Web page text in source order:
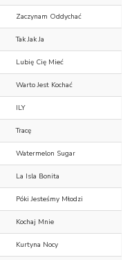
Zaczynam Oddychać
Tak Jak Ja
Lubię Cię Mieć
Warto Jest Kochać
ILY
Tracę
Watermelon Sugar
La Isla Bonita
Póki Jesteśmy Młodzi
Kochaj Mnie
Kurtyna Nocy